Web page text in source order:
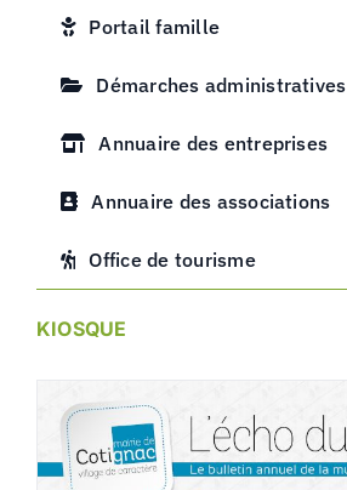
Portail famille
Démarches administratives
Annuaire des entreprises
Annuaire des associations
Office de tourisme
KIOSQUE